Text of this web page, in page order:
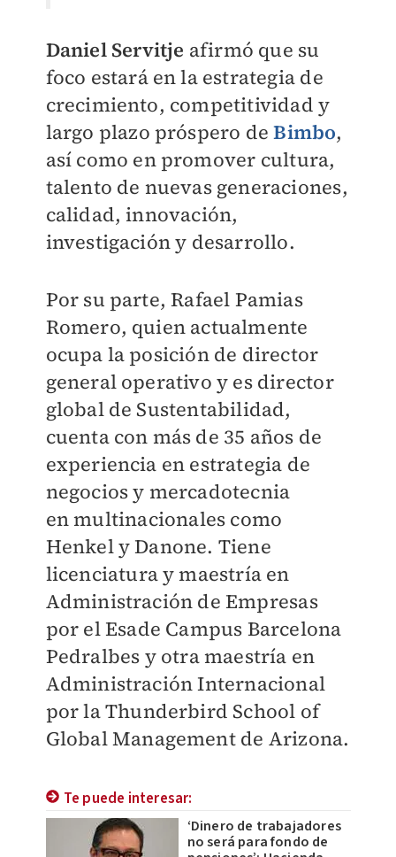
Daniel Servitje afirmó que su
foco estará en la estrategia de
crecimiento, competitividad y
largo plazo próspero deBimbo,
así como en promover cultura,
talento de nuevas generaciones,
calidad, innovación,
investigación y desarrollo.
Por su parte, Rafael Pamias
Romero, quien actualmente
ocupa la posición de director
general operativo y es director
global de Sustentabilidad,
cuenta con más de 35 años de
experiencia en estrategia de
negocios y mercadotecnia
enmultinacionales como
Henkel y Danone. Tiene
licenciatura y maestría en
Administración de Empresas
por elEsade Campus Barcelona
Pedralbes y otra maestría en
Administración Internacional
por la Thunderbird School of
Global Management de Arizona.
Te puede interesar:
‘Dinero de trabajadores
no será para fondo de